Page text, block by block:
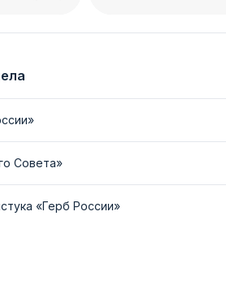
Совета»
«Герб России»